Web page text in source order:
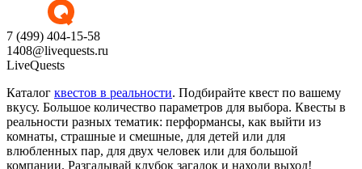
7 (499) 404-15-58
1408@livequests.ru
LiveQuests
Каталог квестов в реальности. Подбирайте квест по вашему
вкусу. Большое количество параметров для выбора. Квесты в
реальности разных тематик: перформансы, как выйти из
комнаты, страшные и смешные, для детей или для
влюбленных пар, для двух человек или для большой
компании. Разгадывай клубок загадок и находи выход!